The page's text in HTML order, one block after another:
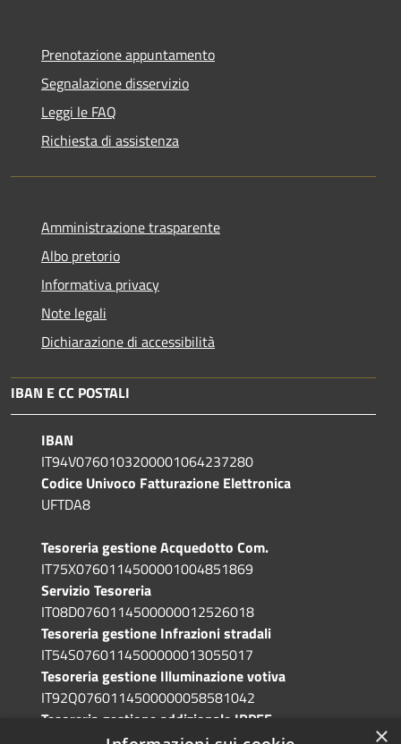
Prenotazione appuntamento
Segnalazione disservizio
Leggi le FAQ
Richiesta di assistenza
Amministrazione trasparente
Albo pretorio
Informativa privacy
Note legali
Dichiarazione di accessibilità
IBAN E CC POSTALI
IBAN
IT94V0760103200001064237280
Codice Univoco Fatturazione Elettronica
UFTDA8
Tesoreria gestione Acquedotto Com.
IT75X0760114500001004851869
Servizio Tesoreria
IT08D0760114500000012526018
Tesoreria gestione Infrazioni stradali
IT54S0760114500000013055017
Tesoreria gestione Illuminazione votiva
IT92Q0760114500000058581042
Tesoreria gestione addizionale IRPEF
×